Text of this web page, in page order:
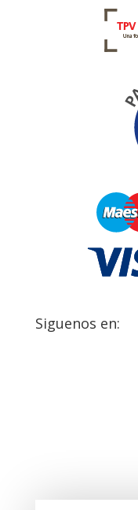
Siguenos en: